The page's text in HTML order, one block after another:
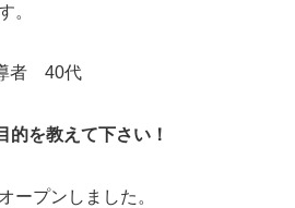
。
者 40代
的を教えて下さい！
ープンしました。